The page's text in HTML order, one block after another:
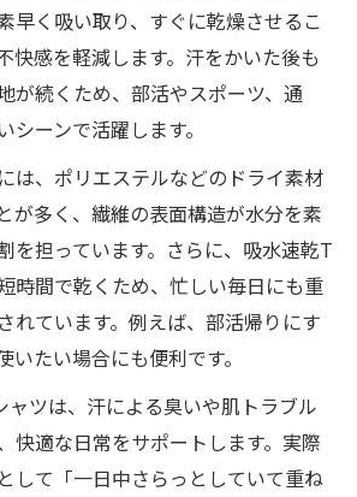
早く吸い取り、すぐに乾燥させるこ
快感を軽減します。汗をかいた後も
が続くため、部活やスポーツ、通
ーンで活躍します。
は、ポリエステルなどのドライ素材
が多く、繊維の表面構造が水分を素
を担っています。さらに、吸水速乾T
時間で乾くため、忙しい毎日にも重
れています。例えば、部活帰りにす
いたい場合にも便利です。
ャツは、汗による臭いや肌トラブル
快適な日常をサポートします。実際
して「一日中さらっとしていて重ね